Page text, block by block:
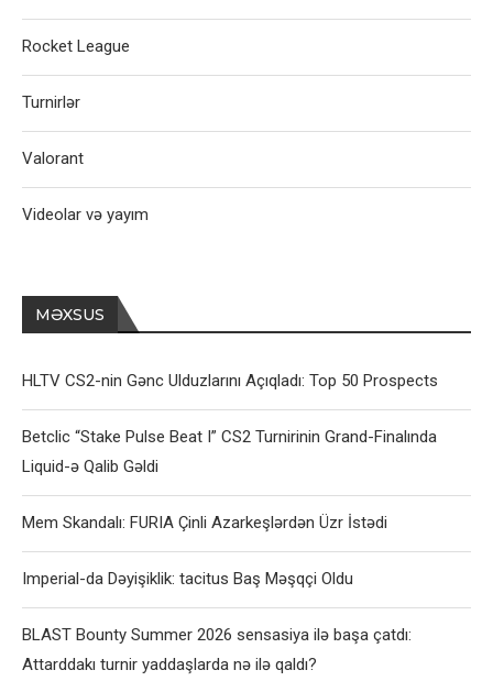
Rocket League
Turnirlər
Valorant
Videolar və yayım
MƏXSUS
HLTV CS2-nin Gənc Ulduzlarını Açıqladı: Top 50 Prospects
Betclic “Stake Pulse Beat I” CS2 Turnirinin Grand-Finalında
Liquid-ə Qalib Gəldi
Mem Skandalı: FURIA Çinli Azarkeşlərdən Üzr İstədi
Imperial-da Dəyişiklik: tacitus Baş Məşqçi Oldu
BLAST Bounty Summer 2026 sensasiya ilə başa çatdı:
Attarddakı turnir yaddaşlarda nə ilə qaldı?